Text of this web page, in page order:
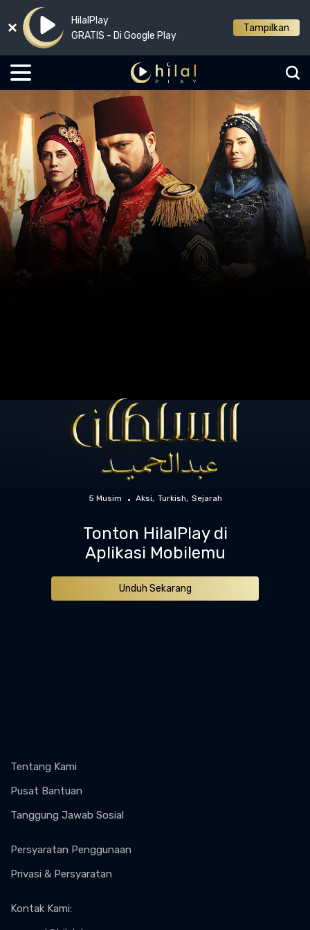
HilalPlay
GRATIS - Di Google Play
Tampilkan
5 Musim Aksi Turkish Sejarah
Tonton HilalPlay di
Aplikasi Mobilemu
Unduh Sekarang
Tentang Kami
Pusat Bantuan
Tanggung Jawab Sosial
Persyaratan Penggunaan
Privasi & Persyaratan
Kontak Kami: